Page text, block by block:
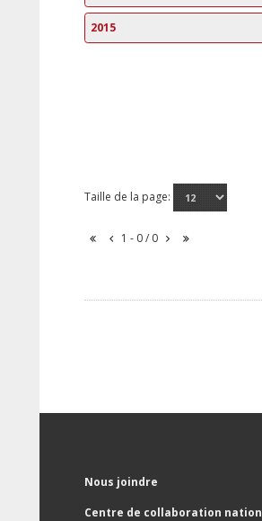
2015
Taille de la page:
1 - 0 / 0
Nous joindre
Centre de collaboration